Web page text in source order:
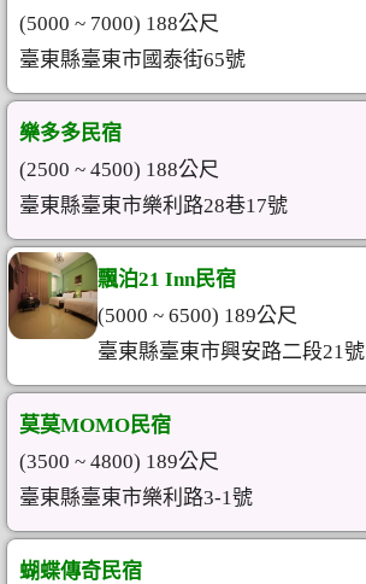
(5000 ~ 7000) 188公尺
臺東縣臺東市國泰街65號
樂多多民宿
(2500 ~ 4500) 188公尺
臺東縣臺東市樂利路28巷17號
飄泊21 Inn民宿
(5000 ~ 6500) 189公尺
臺東縣臺東市興安路二段21號
莫莫MOMO民宿
(3500 ~ 4800) 189公尺
臺東縣臺東市樂利路3-1號
蝴蝶傳奇民宿